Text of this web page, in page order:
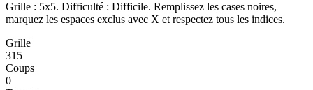
Grille : 5x5. Difficulté : Difficile. Remplissez les cases noires,
marquez les espaces exclus avec X et respectez tous les indices.
Grille
315
Coups
0